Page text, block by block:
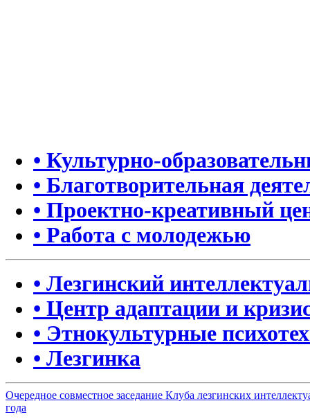
• Культурно-
• Благотворительная
• Проектно-креативный
• Работа с молодежью
• Лезгинский
• Центр адаптации и
• Этнокультурные
• Лезгинка
Очередное совместное заседание Клуба лезгинских
года